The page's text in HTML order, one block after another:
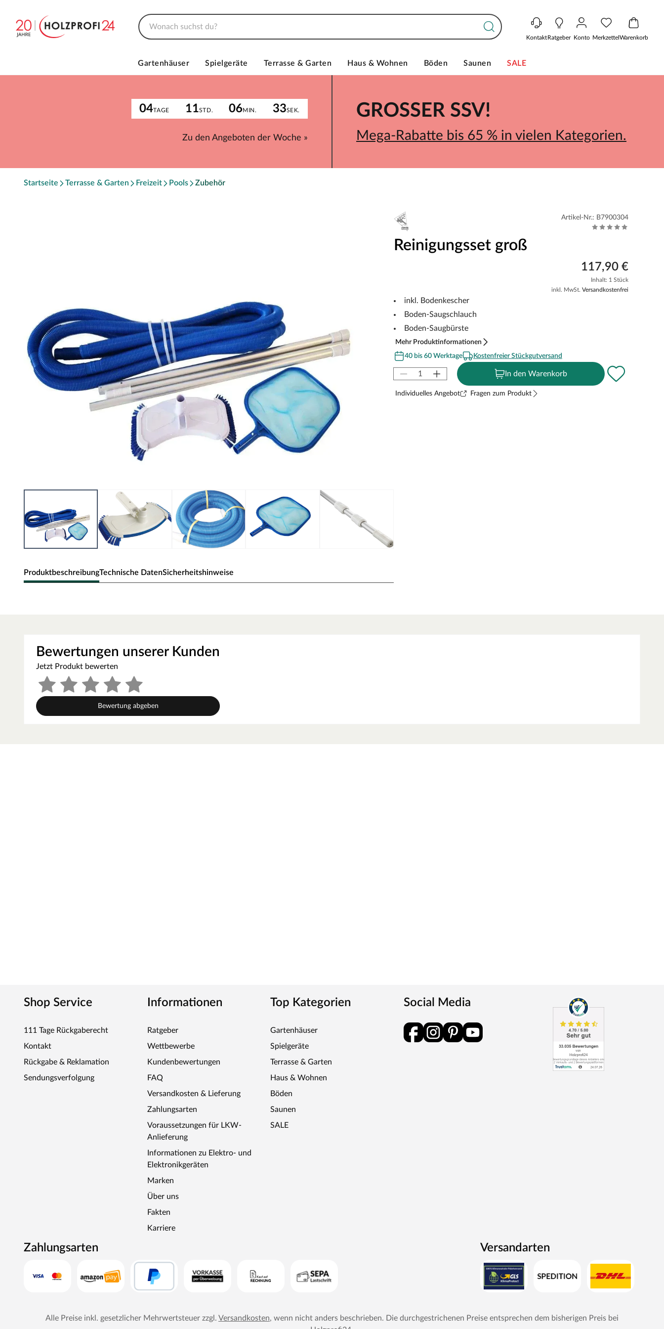
KontaktRatgeber Konto MerkzettelWarenkorb
Gartenhäuser Spielgeräte Terrasse & Garten Haus & Wohnen Böden Saunen SALE
04TAGE 11STD. 06MIN. 33SEK.
Zu den Angeboten der Woche »
GROSSER SSV!
Mega-Rabatte bis 65 % in vielen Kategorien.
Startseite Terrasse & Garten Freizeit Pools Zubehör
ProduktbeschreibungTechnische DatenSicherheitshinweise
Das große Reinigungsset enthält einen Bodenkescher für grobe Verunreinigungen, einen Bodensaugschlauch, eine
Boden-Saugbürste und eine Teleskop-Bodensaugstange für die feineren Ablagerungen am Grund des Pools.
Artikel-Nr.: B7900304
Reinigungsset groß
117,90 €
Inhalt: 1 Stück
inkl. MwSt. Versandkostenfrei
inkl. Bodenkescher
Boden-Saugschlauch
Boden-Saugbürste
Mehr Produktinformationen
40 bis 60 Werktage
Kostenfreier Stückgutversand
In den Warenkorb
Individuelles Angebot Fragen zum Produkt
Bewertungen unserer Kunden
Jetzt Produkt bewerten
Bewertung abgeben
Shop Service
111 Tage Rückgaberecht
Kontakt
Rückgabe & Reklamation
Sendungsverfolgung
Informationen
Ratgeber
Wettbewerbe
Kundenbewertungen
FAQ
Versandkosten & Lieferung
Zahlungsarten
Voraussetzungen für LKW-
Anlieferung
Informationen zu Elektro- und
Elektronikgeräten
Marken
Über uns
Fakten
Karriere
Top Kategorien
Gartenhäuser
Spielgeräte
Terrasse & Garten
Haus & Wohnen
Böden
Saunen
SALE
Social Media
Zahlungsarten Versandarten
Alle Preise inkl. gesetzlicher Mehrwertsteuer zzgl. Versandkosten, wenn nicht anders beschrieben. Die durchgestrichenen Preise entsprechen dem bisherigen Preis bei